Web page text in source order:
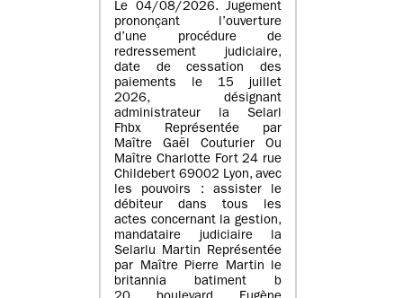
Le 04/08/2026. Jugement
prononçant l’ouverture
d’une procédure de
redressement judiciaire,
date de cessation des
paiements le 15 juillet
2026, désignant
administrateur la Selarl
Fhbx Représentée par
Maître Gaël Couturier Ou
Maître Charlotte Fort 24 rue
Childebert 69002 Lyon, avec
les pouvoirs : assister le
débiteur dans tous les
actes concernant la gestion,
mandataire judiciaire la
Selarlu Martin Représentée
par Maître Pierre Martin le
britannia batiment b